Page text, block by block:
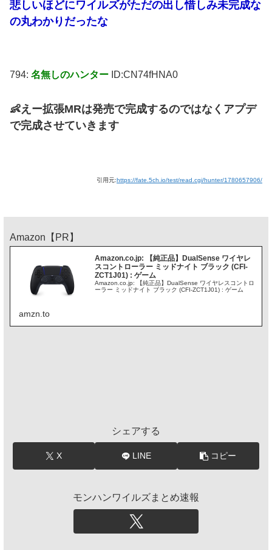
悲しいほどにワイルズがただの出し惜しみ未完成な
の丸わかりだったな
794: 名無しのハンター ID:CN74fHNA0
👶えー拡張MRは発売で完成するのではなくアプデ
で完成させていきます
引用元:https://fate.5ch.io/test/read.cgi/hunter/1780657906/
Amazon【PR】
Amazon.co.jp: 【純正品】DualSense ワイヤレ
スコントローラー ミッドナイト ブラック (CFI-
ZCT1J01) : ゲーム
Amazon.co.jp: 【純正品】DualSense ワイヤレスコントロ
ーラー ミッドナイト ブラック (CFI-ZCT1J01) : ゲーム
amzn.to
シェアする
X LINE コピー
モンハンワイルズまとめ速報